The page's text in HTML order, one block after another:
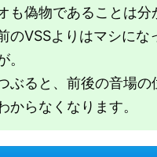
も偽物であることは分
のVSSよりはマシにな
。
ぶると、前後の音場の
からなくなります。